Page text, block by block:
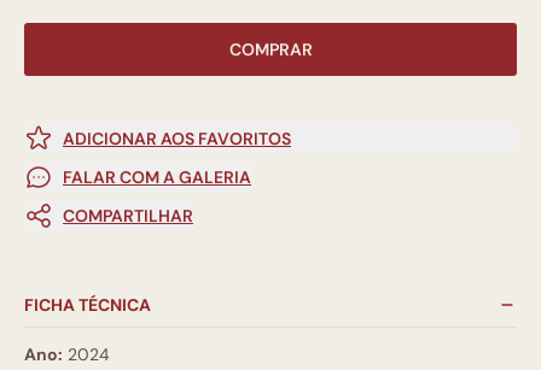
COMPRAR
ADICIONAR AOS FAVORITOS
FALAR COM A GALERIA
COMPARTILHAR
FICHA TÉCNICA
Ano: 2024